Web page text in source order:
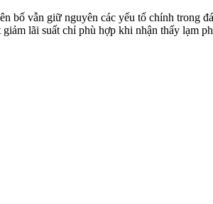
bố vẫn giữ nguyên các yếu tố chính trong
lãi suất chỉ phù hợp khi nhận thấy lạm